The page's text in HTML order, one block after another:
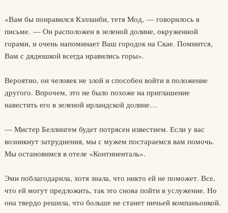
«Вам бы понравился Кэлланби, тетя Мод, — говорилось в
письме. — Он расположен в зеленой долине, окруженной
горами, и очень напоминает Ваш городок на Скае. Помнится,
Вам с дядюшкой всегда нравились горы».
Вероятно, он человек не злой и способен войти в положение
другого. Впрочем, это не было похоже на приглашение
навестить его в зеленой ирландской долине…
— Мистер Беллингем будет потрясен известием. Если у вас
возникнут затруднения, мы с мужем постараемся вам помочь.
Мы остановимся в отеле «Континенталь».
Эми поблагодарила, хотя знала, что никто ей не поможет. Все,
что ей могут предложить, так это снова пойти в услужение. Но
она твердо решила, что больше не станет ничьей компаньонкой.